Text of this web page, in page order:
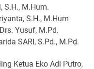
S.H., M.Hum.
S.H., M.Hum
Yusuf, M.Pd.
SARI, S.Pd., M.Pd.
Ketua Eko Adi Putro,